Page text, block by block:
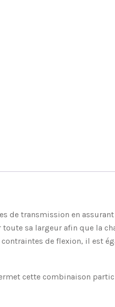
de transmission en
sa largeur afin que la
contraintes de flexion, il est
cette combinaison